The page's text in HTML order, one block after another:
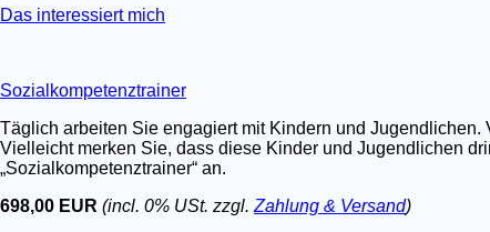
Das interessiert mich
Sozialkompetenztrainer
Täglich arbeiten Sie engagiert mit Kindern und
Vielleicht merken Sie, dass diese Kinder und Jugendlichen
„Sozialkompetenztrainer“ an.
698,00 EUR (incl. 0% USt. zzgl. Zahlung & Versand)